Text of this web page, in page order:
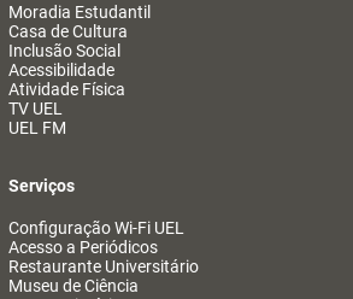
Moradia Estudantil
Casa de Cultura
Inclusão Social
Acessibilidade
Atividade Física
TV UEL
UEL FM
Serviços
Configuração Wi-Fi UEL
Acesso a Periódicos
Restaurante Universitário
Museu de Ciência